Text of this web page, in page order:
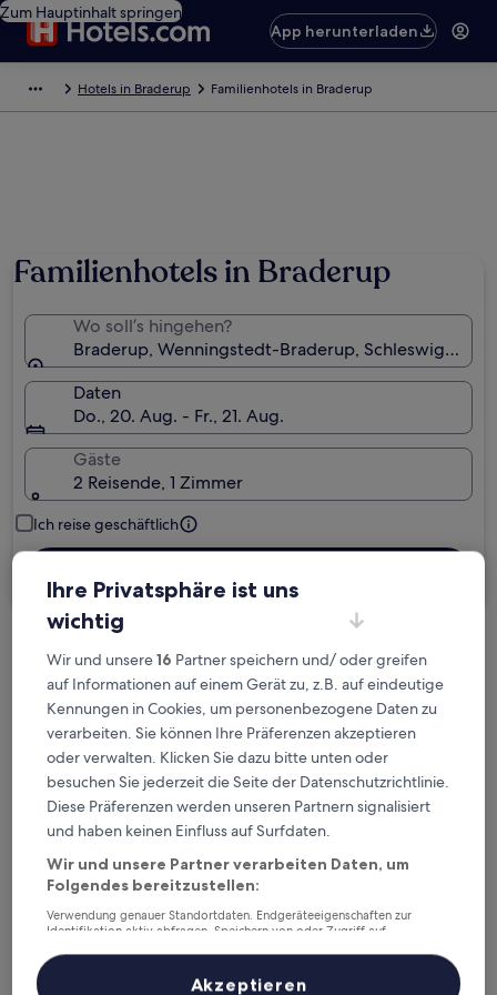
Zum Hauptinhalt springen
App herunterladen
Hotels in Braderup Familienhotels in Braderup
Familienhotels in Braderup
Wo soll’s hingehen?
Braderup, Wenningstedt-Braderup, Schleswig-
Daten
Do., 20. Aug. - Fr., 21. Aug.
Gäste
2 Reisende, 1 Zimmer
Ich reise geschäftlich
Kostenlose Stornierung bei
Planänderungen
Verdiene Prämien für jede
wahrgenommene Übernachtung
Mehr sparen mit Preisen für Mitglieder
Überprüfe die Preise für diese Daten
Heute
Morgen
Ihre Privatsphäre ist uns
wichtig
Wir und unsere16 Partner speichern und/ oder greifen
auf Informationen auf einem Gerät zu, z.B. auf eindeutige
Kennungen in Cookies, um personenbezogene Daten zu
verarbeiten. Sie können Ihre Präferenzen akzeptieren
oder verwalten. Klicken Sie dazu bitte unten oder
besuchen Sie jederzeit die Seite der Datenschutzrichtlinie.
Diese Präferenzen werden unseren Partnern signalisiert
und haben keinen Einfluss auf Surfdaten.
Wir und unsere Partner verarbeiten Daten, um
Folgendes bereitzustellen:
Verwendung genauer Standortdaten. Endgeräteeigenschaften zur
Identifikation aktiv abfragen. Speichern von oder Zugriff auf
Inhalte, Messung von Werbeleistung und der Performance von Inhalten,
Zielgruppenforschung sowie Entwicklung und Verbesserung von
Akzeptieren